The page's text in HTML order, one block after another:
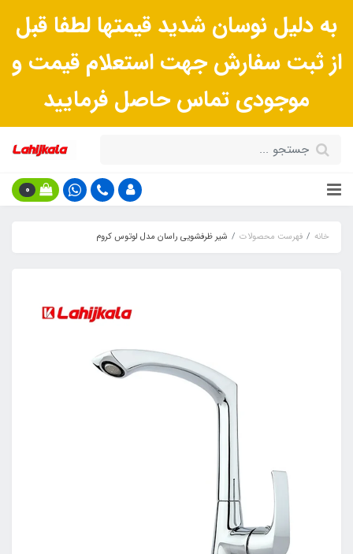
به دلیل نوسان شدید قیمتها لطفا قبل
از ثبت سفارش جهت استعلام قیمت و
موجودی تماس حاصل فرمایید
0
خانه فهرست محصولات شیر ظرفشویی راسان مدل لوتوس کروم